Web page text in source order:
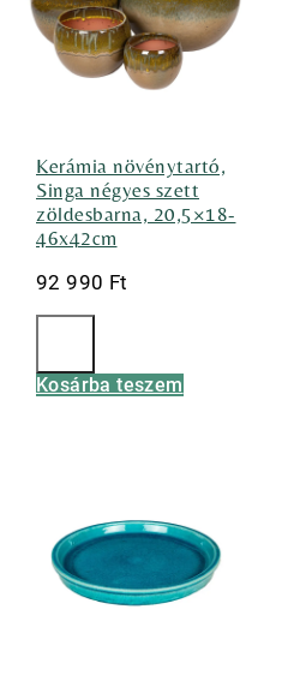
Kerámia növénytartó,
Singa négyes szett
zöldesbarna, 20,5×18-
46x42cm
92 990 Ft
Kosárba teszem